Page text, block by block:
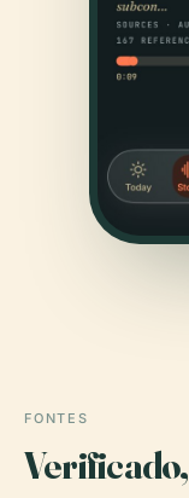
FONTES
Verificado,